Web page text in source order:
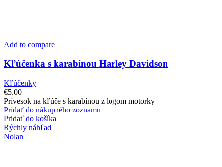
Add to compare
Kľúčenka s karabínou Harley Davidson
Kľúčenky
€5.00
Prívesok na kľúče s karabínou z logom motorky
Pridať do nákupného zoznamu
Pridať do košíka
Rýchly náhľad
Nolan